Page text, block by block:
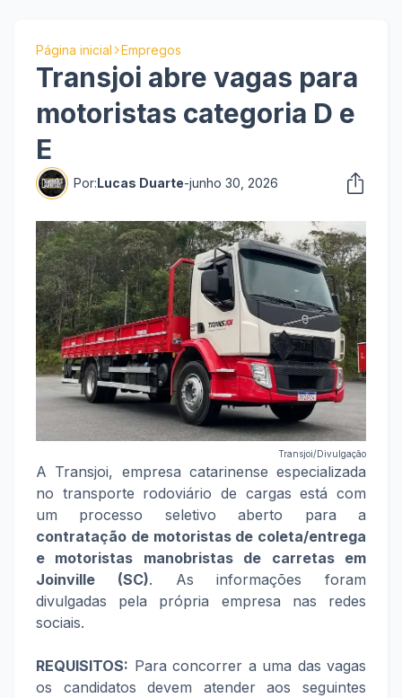
Página inicial Empregos
Transjoi abre vagas para
motoristas categoria D e
E
Por:Lucas Duarte-junho 30, 2026
Transjoi/Divulgação
A Transjoi, empresa catarinense especializada
no transporte rodoviário de cargas está com
um processo seletivo aberto para a
contratação de motoristas de coleta/entrega
e motoristas manobristas de carretas em
Joinville (SC). As informações foram
divulgadas pela própria empresa nas redes
sociais.
REQUISITOS: Para concorrer a uma das vagas
os candidatos devem atender aos seguintes